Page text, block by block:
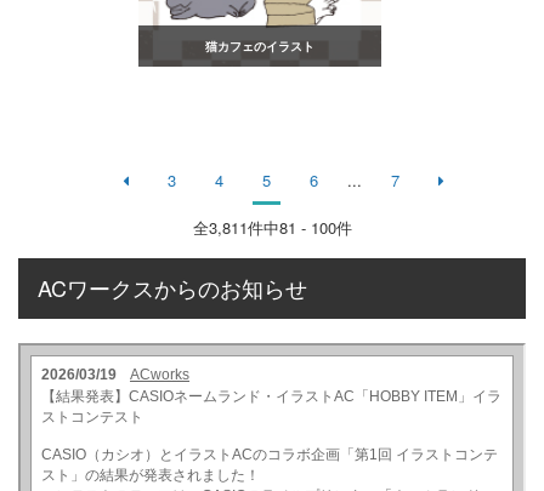
猫カフェのイラスト
3 4 5 6 ... 7
全3,811件中81 - 100件
ACワークスからのお知らせ